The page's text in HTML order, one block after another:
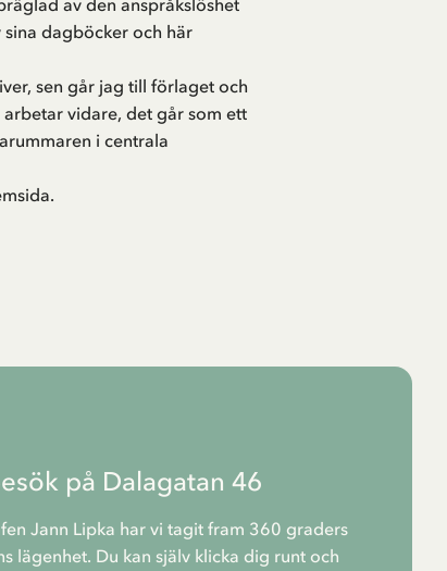
av den anspråkslöshet
sina dagböcker och här
sen går jag till förlaget och
vidare, det går som ett
i centrala
.
på Dalagatan 46
Jann Lipka har vi tagit fram 360 graders
lägenhet. Du kan själv klicka dig runt och